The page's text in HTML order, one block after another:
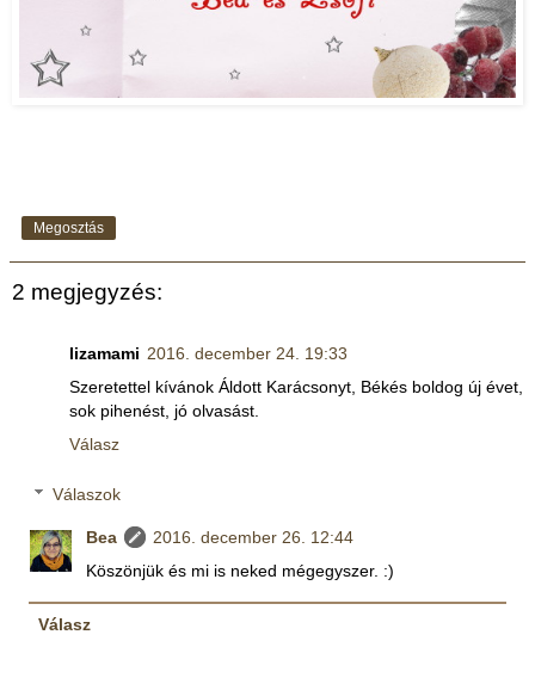
Megosztás
2 megjegyzés:
lizamami 2016. december 24. 19:33
Szeretettel kívánok Áldott Karácsonyt, Békés boldog új évet,
sok pihenést, jó olvasást.
Válasz
Válaszok
Bea
2016. december 26. 12:44
Köszönjük és mi is neked mégegyszer. :)
Válasz